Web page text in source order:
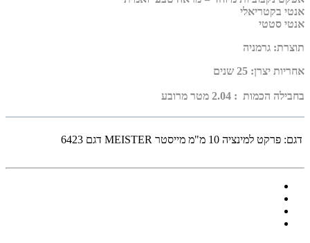
אנטי בקטריאלי
אנטי סטטי
תוצרת: גרמניה
אחריות יצרן: 25 שנים
בחבילה הכמות : 2.04 מטר מרובע
דגם: פרקט למינציה 10 מ"מ מייסטר MEISTER דגם 6423